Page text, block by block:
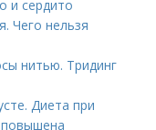
и сердито
Чего нельзя
нитью. Тридинг
Диета при
повышена